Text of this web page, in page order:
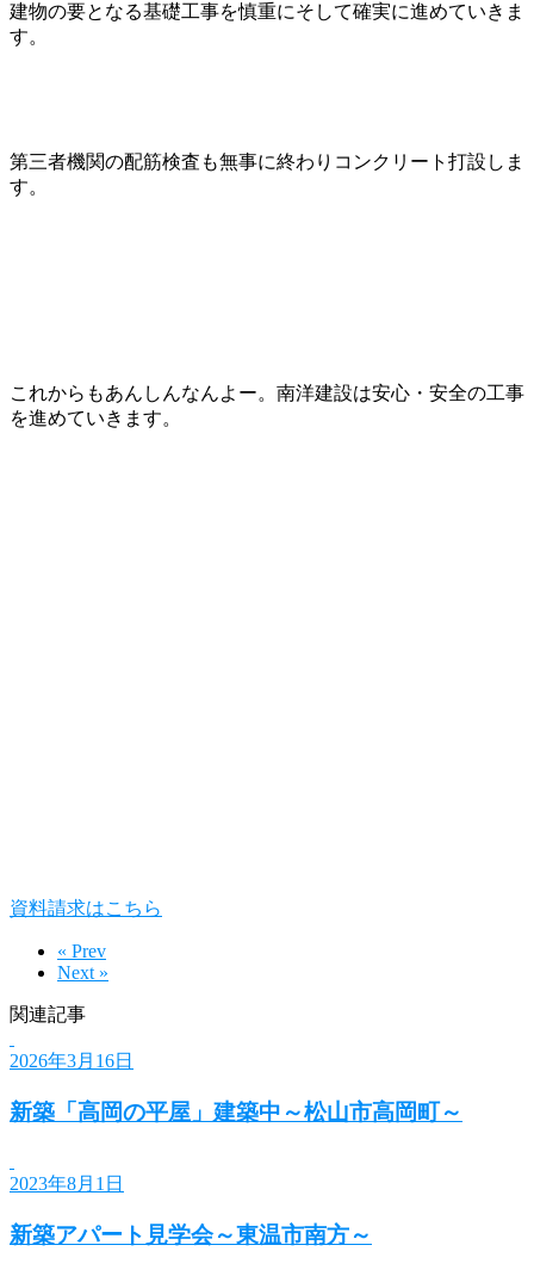
建物の要となる基礎工事を慎重にそして確実に進めていきま
す。
第三者機関の配筋検査も無事に終わりコンクリート打設しま
す。
これからもあんしんなんよー。南洋建設は安心・安全の工事
を進めていきます。
資料請求はこちら
« Prev
Next »
関連記事
2026年3月16日
新築「高岡の平屋」建築中～松山市高岡町～
2023年8月1日
新築アパート見学会～東温市南方～